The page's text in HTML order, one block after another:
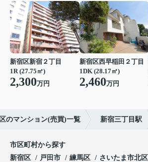
新宿区新宿２丁目
1R (27.75㎡)
2,300万円
新宿区西早稲田２丁目
1DK (28.17㎡)
2,460万円
のマンション(売買)一覧 新宿三丁目駅
市区町村から探す
新宿区
戸田市 練馬区 さいたま市北区